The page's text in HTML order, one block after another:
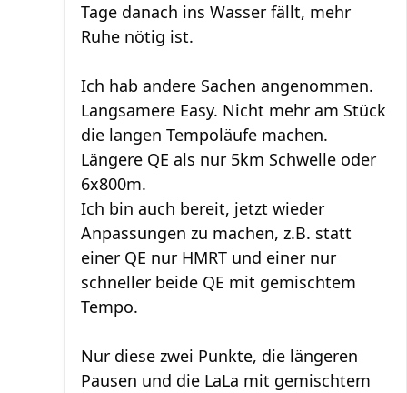
Tage danach ins Wasser fällt, mehr
Ruhe nötig ist.
Ich hab andere Sachen angenommen.
Langsamere Easy. Nicht mehr am Stück
die langen Tempoläufe machen.
Längere QE als nur 5km Schwelle oder
6x800m.
Ich bin auch bereit, jetzt wieder
Anpassungen zu machen, z.B. statt
einer QE nur HMRT und einer nur
schneller beide QE mit gemischtem
Tempo.
Nur diese zwei Punkte, die längeren
Pausen und die LaLa mit gemischtem